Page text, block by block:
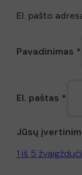
El. pašto
Pavadinimas *
El. paštas *
Jūsų
1 iš 5